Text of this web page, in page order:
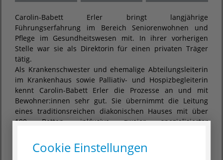
Carolin-Babett Erler bringt langjährige
Führungserfahrung im Bereich Seniorenwohnen und
Pflege im Gesundheitswesen mit. In ihrer vorherigen
Stelle war sie als Direktorin für einen privaten Träger
tätig.
Als Krankenschwester und ehemalige Abteilungsleiterin
im Krankenhaus sowie Palliativ- und Hospizbegleiterin
kennt Carolin-Babett Erler die Prozesse an und mit
Bewohner:innen sehr gut. Sie übernimmt die Leitung
eines traditionsreichen diakonischen Hauses mit über
100 Betten, inklusive zweier spezialisierter
schwerstpflegebedürftige Bewohner:innen sowie einer
angeschlossenen spezialisierten Tagespflege für Gäste
Cookie Einstellungen